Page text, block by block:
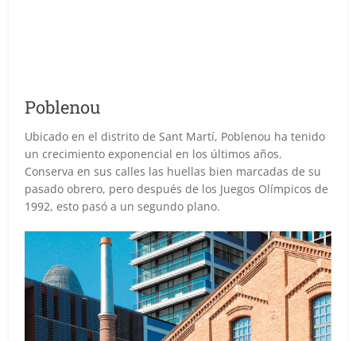
Poblenou
Ubicado en el distrito de Sant Martí, Poblenou ha tenido
un crecimiento exponencial en los últimos años.
Conserva en sus calles las huellas bien marcadas de su
pasado obrero, pero después de los Juegos Olímpicos de
1992, esto pasó a un segundo plano.